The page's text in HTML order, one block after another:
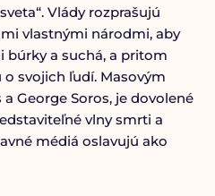
Vlády rozprašujú
vlastnými národmi, aby
búrky a suchá, a pritom
o svojich ľudí. Masovým
George Soros, je dovolené
vlny smrti a
médiá oslavujú ako